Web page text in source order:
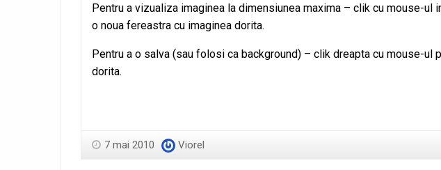
Pentru a vizualiza imaginea la dimensiunea maxima – clik cu mouse-ul
o noua fereastra cu imaginea dorita.
Pentru a o salva (sau folosi ca background) – clik dreapta cu mouse-ul
dorita.
7 mai 2010 Viorel